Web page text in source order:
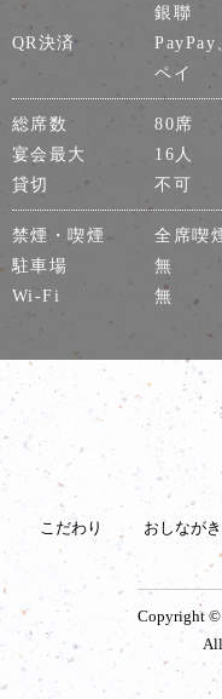
銀聯
QR決済
ペイ
総席数
80席
宴会最大
16人
貸切
不可
禁煙・喫煙
全席喫
駐車場
無
Wi-Fi
無
こだわり おしながき
Copyright ©